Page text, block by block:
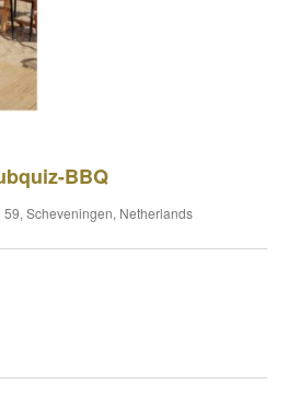
BBQ
59, Scheveningen, Netherlands